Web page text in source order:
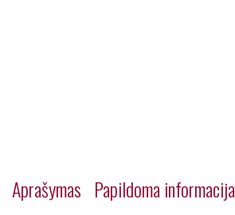
Aprašymas Papildoma informacija